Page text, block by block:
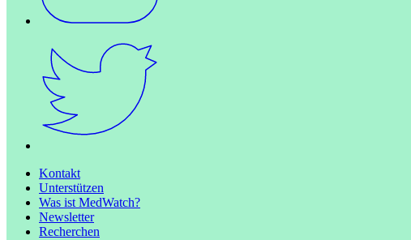
Kontakt
Unterstützen
Was ist MedWatch?
Newsletter
Recherchen